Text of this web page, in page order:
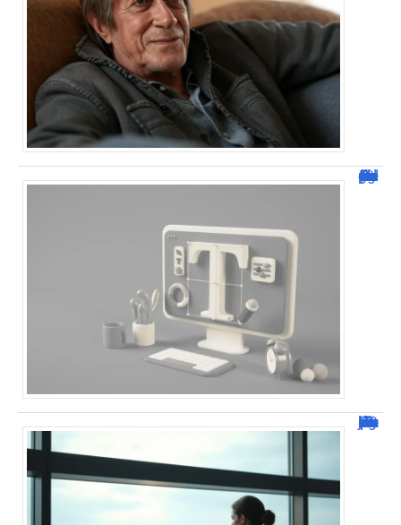
Dafont Police : guide complet pour télécharger !
Combien de jour pour un décès d’un parent à l’étranger ?